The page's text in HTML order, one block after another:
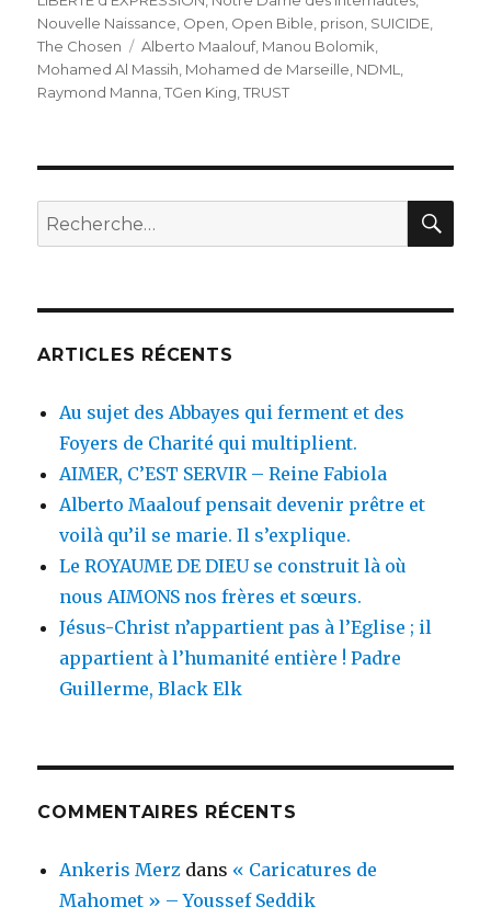
Nouvelle Naissance, Open, Open Bible, prison, SUICIDE,
The Chosen
Étiquettes
Alberto Maalouf, Manou Bolomik,
Mohamed Al Massih, Mohamed de Marseille, NDML,
Raymond Manna,TGen King,TRUST
Recherche
pour
ARTICLES RÉCENTS
Au sujet des Abbayes qui ferment et des
Foyers de Charité qui multiplient.
AIMER, C’EST SERVIR – Reine Fabiola
Alberto Maalouf pensait devenir prêtre et
voilà qu’il se marie. Il s’explique.
Le ROYAUME DE DIEU se construit là où
nous AIMONS nos frères et sœurs.
Jésus-Christ n’appartient pas à l’Eglise ; il
appartient à l’humanité entière ! Padre
Guillerme, Black Elk
COMMENTAIRES RÉCENTS
Ankeris Merz dans « Caricatures de
Mahomet » – Youssef Seddik